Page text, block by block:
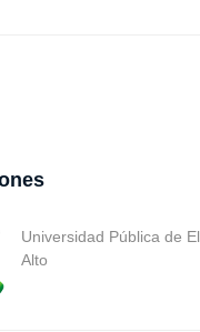
Universidad Pública de El
Alto